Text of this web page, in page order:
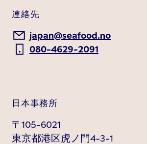
連絡先
japan@seafood.no
080-4629-2091
日本事務所
〒105-6021
東京都港区虎ノ門4-3-1